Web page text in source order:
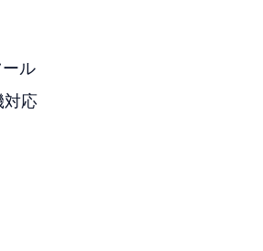
ル
対応